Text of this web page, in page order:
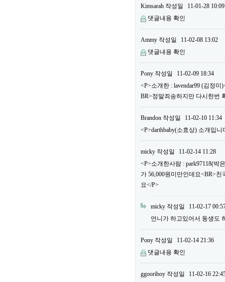
Kimsarah 작성일
11-01-28 10:09
댓글내용 확인
Ammy 작성일
11-02-08 13:02
댓글내용 확인
Pony 작성일
11-02-09 18:34
<P>소개한 : lavendar99 (김정
BR>정말죄송하지만 다시한번
Brandon 작성일
11-02-10 11:34
<P>darthbaby(소효상) 소개입니
micky 작성일
11-02-14 11:28
<P>소개한사람 : park97118(박
가 56,000원미만인데요<BR>
요</P>
micky 작성일
11-02-17
언니가 하고있어서 동생도
Pony 작성일
11-02-14 21:36
댓글내용 확인
ggooriboy 작성일
11-02-16